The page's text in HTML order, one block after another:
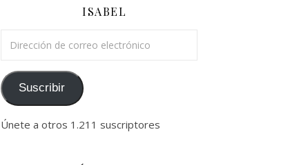
ISABEL
Suscribir
Únete a otros 1.211 suscriptores